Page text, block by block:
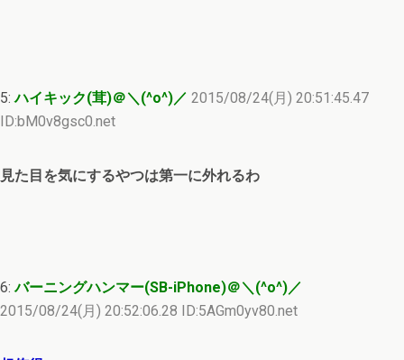
5:ハイキック(茸)＠＼(^o^)／ 2015/08/24(月) 20:51:45.47
ID:bM0v8gsc0.net
見た目を気にするやつは第一に外れるわ
6:バーニングハンマー(SB-iPhone)＠＼(^o^)／
2015/08/24(月) 20:52:06.28 ID:5AGm0yv80.net